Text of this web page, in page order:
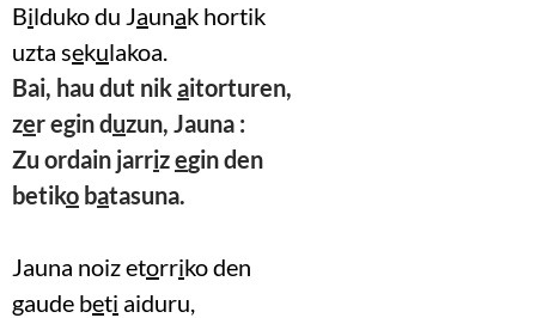
Bilduko du Jaunak hortik
uzta sekulakoa.
Bai, hau dut nikaitorturen,
zer egin duzun, Jauna :
Zu ordain jarrizegin den
betiko batasuna.
Jauna noiz etorriko den
gaude beti aiduru,